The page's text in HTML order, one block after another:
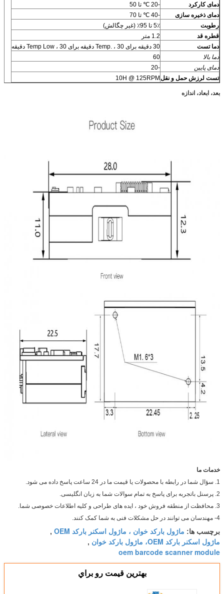
دمای کارکرد
-20 ℃ تا 50
دمای ذخیره سازی
-40 ℃ تا 70
رطوبت
5٪ تا 95٪ (غیر چگالش)
قطره قد
1.2 متر
دما تست
30 دقیقه برای Temp. ، 30 دقیقه برای Temp Low ، 30 دقیقه
دما بالا
60
دمای پایین
-20
تست لرزش حمل و نقل10H @ 125RPM
بعد، ابعاد، اندازه
خدمات ما
1. سؤال شما در رابطه با محصولات یا قیمت ما در 24 ساعت پاسخ داده می شود.
2. پرسنل باتجربه برای پاسخ به تمام سوالات شما به زبان انگلیسی.
3. محافظت از منطقه فروش خود ، ایده های طراحی و کلیه اطلاعات خصوصی شما.
4- مهندسان می توانند در حل مشکلات فنی به شما کمک کنند.
برچسب ها: ماژول بارکد خوان ، ماژول اسکنر بارکد OEM ,
ماژول اسکنر بارکد OEM، ماژول بارکد خوان ,
oem barcode scanner module
بهترين قيمت رو براي